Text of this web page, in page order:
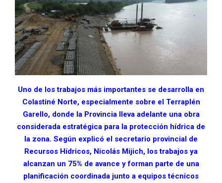
Uno de los trabajos más importantes se desarrolla en
Colastiné Norte, especialmente sobre el Terraplén
Garello, donde la Provincia lleva adelante una obra
considerada estratégica para la protección hídrica de
la zona. Según explicó el secretario provincial de
Recursos Hídricos, Nicolás Mijich, los trabajos ya
alcanzan un 75% de avance y forman parte de una
planificación coordinada junto a equipos técnicos